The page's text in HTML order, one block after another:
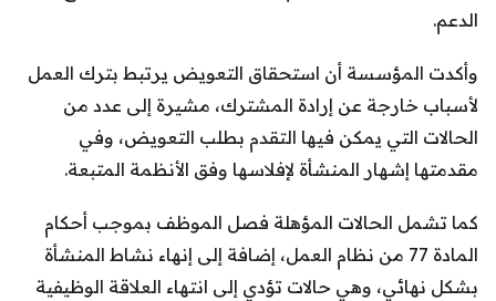
الدعم.
وأكدت المؤسسة أن استحقاق التعويض يرتبط بترك العمل
لأسباب خارجة عن إرادة المشترك، مشيرة إلى عدد من
الحالات التي يمكن فيها التقدم بطلب التعويض، وفي
مقدمتها إشهار المنشأة لإفلاسها وفق الأنظمة المتبعة.
كما تشمل الحالات المؤهلة فصل الموظف بموجب أحكام
المادة 77 من نظام العمل، إضافة إلى إنهاء نشاط المنشأة
بشكل نهائي، وهي حالات تؤدي إلى انتهاء العلاقة الوظيفية